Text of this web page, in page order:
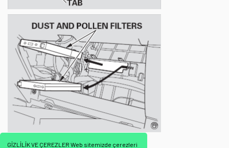
GİZLİLİK VE ÇEREZLER Web sitemizde çerezleri